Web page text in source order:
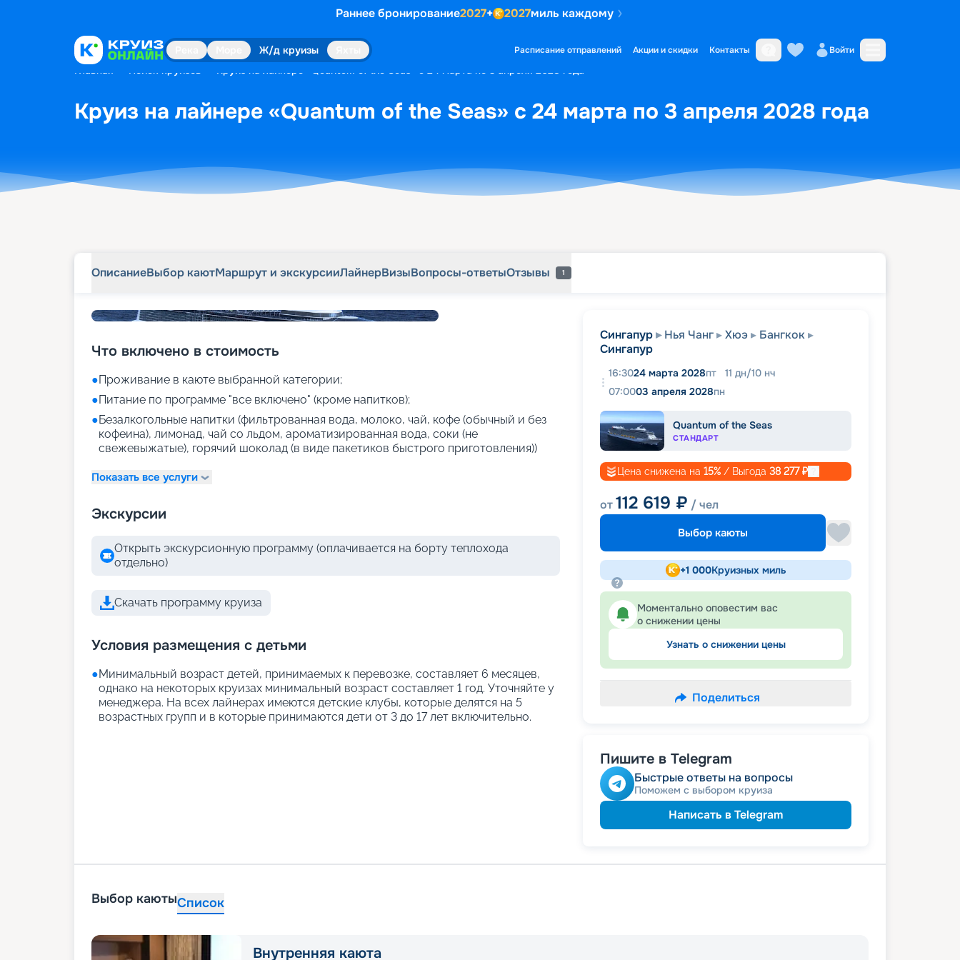
Раннее бронирование2027+ 2027миль каждому
Ж/д круизы Расписание отправлений Акции и скидки Контакты Войти
Главная Поиск круизов Круиз на лайнере «Quantum of the Seas» с 24 марта по 3 апреля 2028 года
Круиз на лайнере «Quantum of the Seas» с 24 марта по 3 апреля 2028 года
ОписаниеВыбор каютМаршрут и экскурсииЛайнерВизыВопросы-ответыОтзывы 1
Что включено в стоимость
●Проживание в каюте выбранной категории;
●Питание по программе "все включено" (кроме напитков);
●Безалкогольные напитки (фильтрованная вода, молоко, чай, кофе (обычный и без
кофеина), лимонад, чай со льдом, ароматизированная вода, соки (не
свежевыжатые), горячий шоколад (в виде пакетиков быстрого приготовления))
Показать все услуги
Экскурсии
Открыть экскурсионную программу (оплачивается на борту теплохода
отдельно)
Скачать программу круиза
Условия размещения с детьми
●Минимальный возраст детей, принимаемых к перевозке, составляет 6 месяцев,
однако на некоторых круизах минимальный возраст составляет 1 год. Уточняйте у
менеджера. На всех лайнерах имеются детские клубы, которые делятся на 5
возрастных групп и в которые принимаются дети от 3 до 17 лет включительно.
Сингапур Нья Чанг Хюэ
Бангкок
Сингапур
16:3024 марта 2028пт 11 дн/10 нч
07:0003 апреля 2028пн
Quantum of the Seas
СТАНДАРТ
Цена снижена на 15% / Выгода 38 277₽
от112 619 ₽ / чел
Выбор каюты
+1 000Круизных миль
Моментально оповестим вас
о снижении цены
Узнать о снижении цены
Поделиться
Пишите в Telegram
Быстрые ответы на вопросы
Поможем с выбором круиза
Написать в Telegram
Выбор каютыСписок
Внутренняя каюта